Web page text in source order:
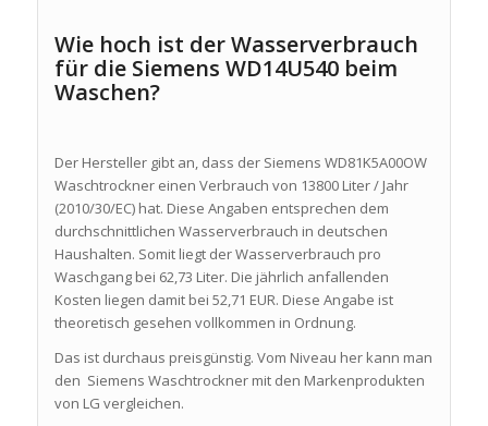
Wie hoch ist der Wasserverbrauch
für die Siemens WD14U540 beim
Waschen?
Der Hersteller gibt an, dass der Siemens WD81K5A00OW
Waschtrockner einen Verbrauch von 13800 Liter / Jahr
(2010/30/EC) hat. Diese Angaben entsprechen dem
durchschnittlichen Wasserverbrauch in deutschen
Haushalten. Somit liegt der Wasserverbrauch pro
Waschgang bei 62,73 Liter. Die jährlich anfallenden
Kosten liegen damit bei 52,71 EUR. Diese Angabe ist
theoretisch gesehen vollkommen in Ordnung.
Das ist durchaus preisgünstig. Vom Niveau her kann man
den Siemens Waschtrockner mit den Markenprodukten
von LG vergleichen.